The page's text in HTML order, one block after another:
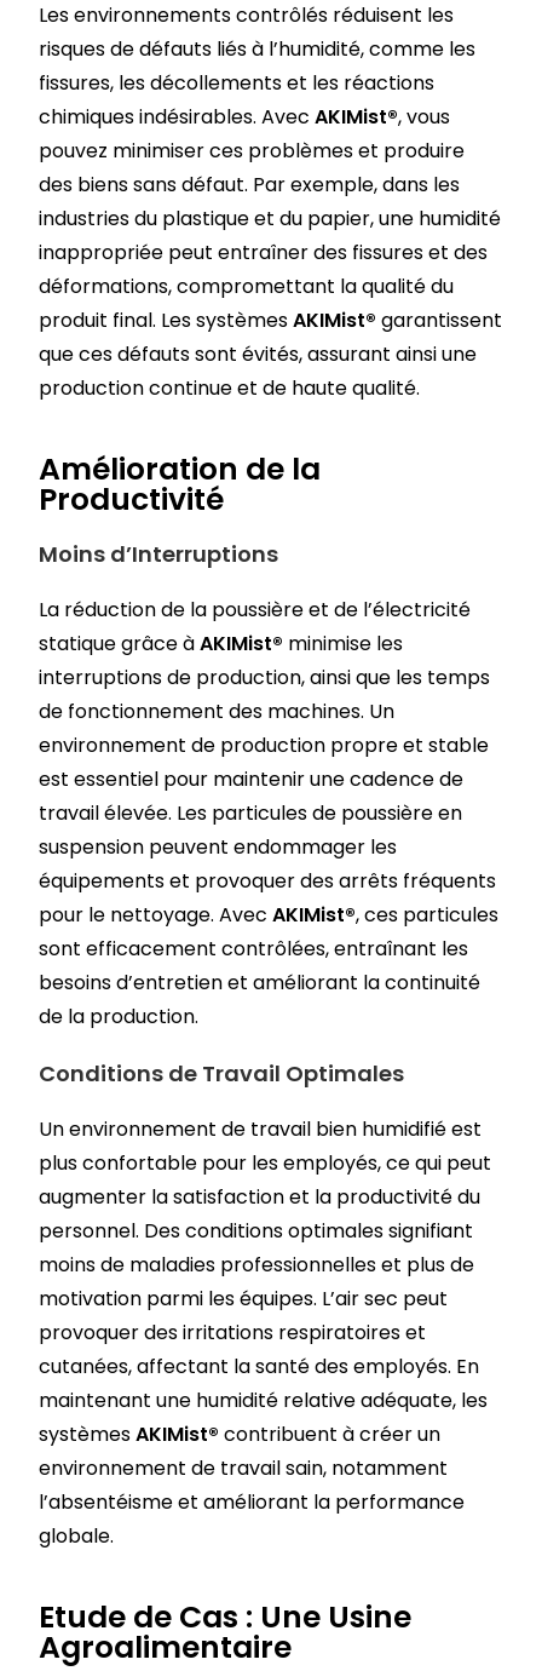
Les environnements contrôlés réduisent les
risques de défauts liés à l’humidité, comme les
fissures, les décollements et les réactions
chimiques indésirables. AvecAKIMist®, vous
pouvez minimiser ces problèmes et produire
des biens sans défaut. Par exemple, dans les
industries du plastique et du papier, une humidité
inappropriée peut entraîner des fissures et des
déformations, compromettant la qualité du
produit final. Les systèmesAKIMist® garantissent
que ces défauts sont évités, assurant ainsi une
production continue et de haute qualité.
Amélioration de la
Productivité
Moins d’Interruptions
La réduction de la poussière et de l’électricité
statique grâce àAKIMist® minimise les
interruptions de production, ainsi que les temps
de fonctionnement des machines. Un
environnement de production propre et stable
est essentiel pour maintenir une cadence de
travail élevée. Les particules de poussière en
suspension peuvent endommager les
équipements et provoquer des arrêts fréquents
pour le nettoyage. AvecAKIMist®, ces particules
sont efficacement contrôlées, entraînant les
besoins d’entretien et améliorant la continuité
de la production.
Conditions de Travail Optimales
Un environnement de travail bien humidifié est
plus confortable pour les employés, ce qui peut
augmenter la satisfaction et la productivité du
personnel. Des conditions optimales signifiant
moins de maladies professionnelles et plus de
motivation parmi les équipes. L’air sec peut
provoquer des irritations respiratoires et
cutanées, affectant la santé des employés. En
maintenant une humidité relative adéquate, les
systèmesAKIMist® contribuent à créer un
environnement de travail sain, notamment
l’absentéisme et améliorant la performance
globale.
Etude de Cas : Une Usine
Agroalimentaire